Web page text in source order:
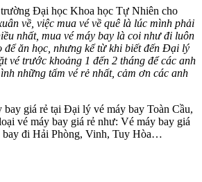
Đại học Khoa học Tự Nhiên cho
về, việc mua vé về quê là lúc mình phải
nhất, mua vé máy bay là coi như đi luôn
để ăn học, nhưng kể từ khi biết đến Đại lý
vé trước khoảng 1 đến 2 tháng để các anh
những tấm vé rẻ nhất, cảm ơn các anh
bay giá rẻ tại Đại lý vé máy bay Toàn Cầu,
vé máy bay giá rẻ như: Vé máy bay giá
bay đi Hải Phòng, Vinh, Tuy Hòa…